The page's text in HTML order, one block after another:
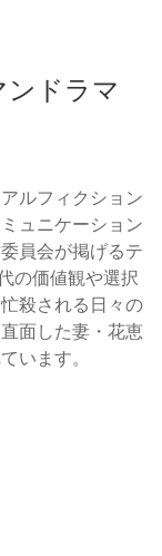
ンドラマ
ルフィクション
ュニケーション
員会が掲げるテ
の価値観や選択
殺される日々の
面した妻・花恵
います。